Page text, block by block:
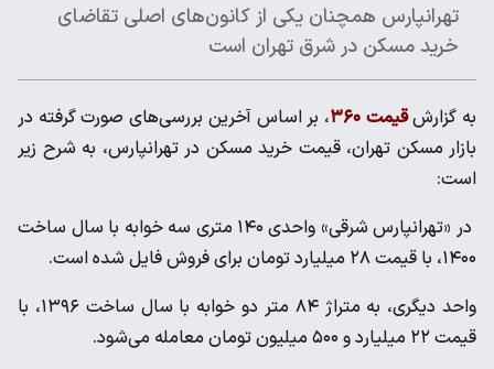
تهرانپارس همچنان یکی از کانون‌های اصلی تقاضای
خرید مسکن در شرق تهران است
به گزارشقیمت ۳۶۰
، بر اساس آخرین بررسی‌های صورت گرفته در
بازار مسکن تهران، قیمت خرید مسکن در تهرانپارس، به شرح زیر
است:
در «تهرانپارس شرقی» واحدی ۱۴۰ متری سه خوابه با سال ساخت
۱۴۰۰، با قیمت ۲۸ میلیارد تومان برای فروش فایل شده است.
واحد دیگری، به متراژ ۸۴ متر دو خوابه با سال ساخت ۱۳۹۶، با
قیمت ۲۲ میلیارد و ۵۰۰ میلیون تومان معامله می‌شود.